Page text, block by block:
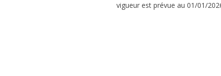
vigueur est prévue au 01/01/